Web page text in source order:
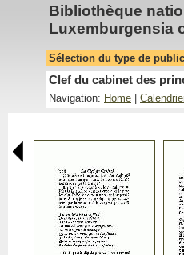
Bibliothèque
Luxemburgensia
Sélection du type de
Clef du cabinet des
Navigation: Home